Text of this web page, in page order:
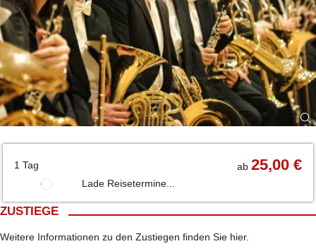
satter, brillanter Sound entfaltet. Die Sächsischen Bläserphilharmonie,
ist bis heute das einzige Orchester unter den deutschen Konzert- und
Theaterorchestern, das in sinfonischer Bläserbesetzung auftritt.
Freuen Sie sich auf einen wunderbaren Sommerabend und ein
herausragendes Konzerterlebnis!
P.S. Der Ertrag unseres „Vereins Kunstfreunde Schwarzenberg
e.V.“ des Konzertes fließt in die Unterstützung und Förderung
regionaler Kunstprojekte, z.B. der „art figura“. Wir bedanken uns
bereits im Voraus dafür, dass Sie mit Ihrem Konzertbesuch Teil dieser
Unterstützung werden.
1 Tag ab25,00 €
Lade Reisetermine...
ZUSTIEGE
Weitere Informationen zu den Zustiegen finden Sie hier.